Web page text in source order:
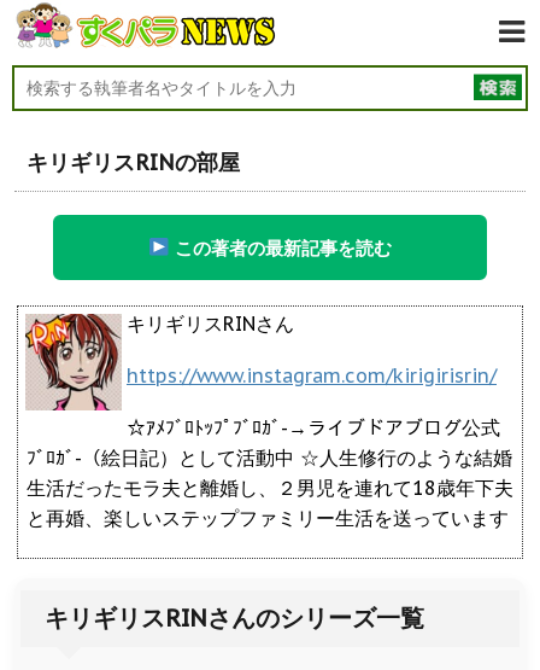
キリギリスRINの部屋
この著者の最新記事を読む
キリギリスRINさん
https://www.instagram.com/kirigirisrin/
☆ｱﾒﾌﾞﾛﾄｯﾌﾟﾌﾞﾛｶﾞ-→ライブドアブログ公式
ﾌﾞﾛｶﾞ-（絵日記）として活動中 ☆人生修行のような結婚
生活だったモラ夫と離婚し、２男児を連れて18歳年下夫
と再婚、楽しいステップファミリー生活を送っています
キリギリスRINさんのシリーズ一覧